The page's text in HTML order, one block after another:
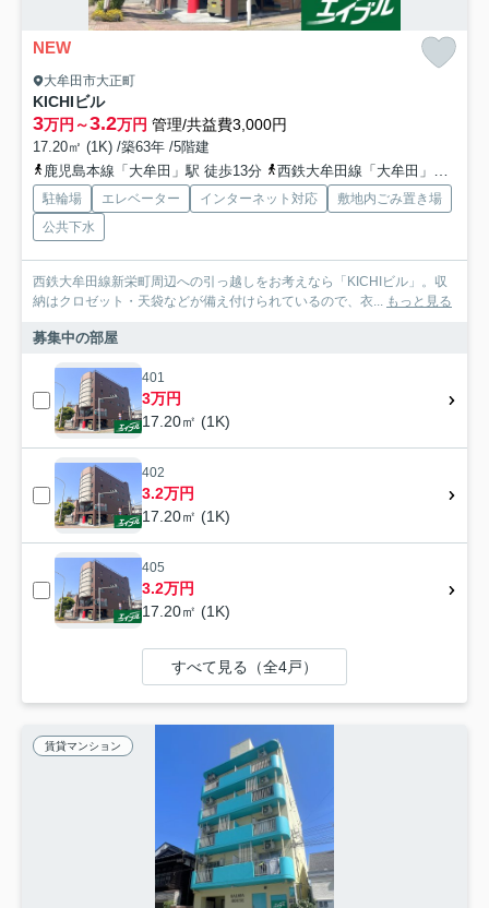
NEW
大牟田市大正町
KICHIビル
3万円～3.2万円 管理/共益費3,000円
17.20㎡ (1K) /築63年 /5階建
鹿児島本線「大牟田」駅 徒歩13分
西鉄大牟田線「大牟田」駅 徒歩13分
駐輪場 エレベーター インターネット対応
敷地内ごみ置き場
公共下水
西鉄大牟田線新栄町周辺への引っ越しをお考えなら「KICHIビル」。収
納はクロゼット・天袋などが備え付けられているので、衣... もっと見る
募集中の部屋
401
3万円
17.20㎡ (1K)
402
3.2万円
17.20㎡ (1K)
405
3.2万円
17.20㎡ (1K)
すべて見る（全4戸）
賃貸マンション